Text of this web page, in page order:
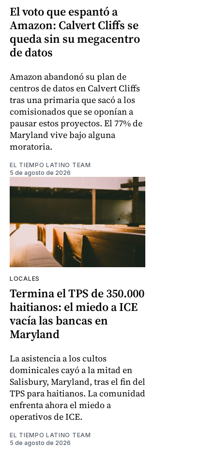
El voto que espantó a
Amazon: Calvert Cliffs se
queda sin su megacentro
de datos
Amazon abandonó su plan de
centros de datos en Calvert Cliffs
tras una primaria que sacó a los
comisionados que se oponían a
pausar estos proyectos. El 77% de
Maryland vive bajo alguna
moratoria.
EL TIEMPO LATINO TEAM
5 de agosto de 2026
LOCALES
Termina el TPS de 350.000
haitianos: el miedo a ICE
vacía las bancas en
Maryland
La asistencia a los cultos
dominicales cayó a la mitad en
Salisbury, Maryland, tras el fin del
TPS para haitianos. La comunidad
enfrenta ahora el miedo a
operativos de ICE.
EL TIEMPO LATINO TEAM
5 de agosto de 2026